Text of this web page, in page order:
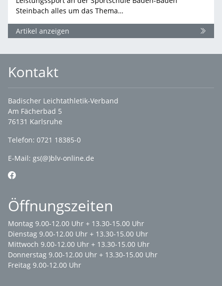
Steinbach alles um das Thema…
Artikel anzeigen
Kontakt
Badischer Leichtathletik-Verband
Am Fächerbad 5
76131 Karlsruhe
Telefon: 0721 18385-0
E-Mail: gs(@)blv-online.de
Öffnungszeiten
Montag 9.00-12.00 Uhr + 13.30-15.00 Uhr
Dienstag 9.00-12.00 Uhr + 13.30-15.00 Uhr
Mittwoch 9.00-12.00 Uhr + 13.30-15.00 Uhr
Donnerstag 9.00-12.00 Uhr + 13.30-15.00 Uhr
Freitag 9.00-12.00 Uhr